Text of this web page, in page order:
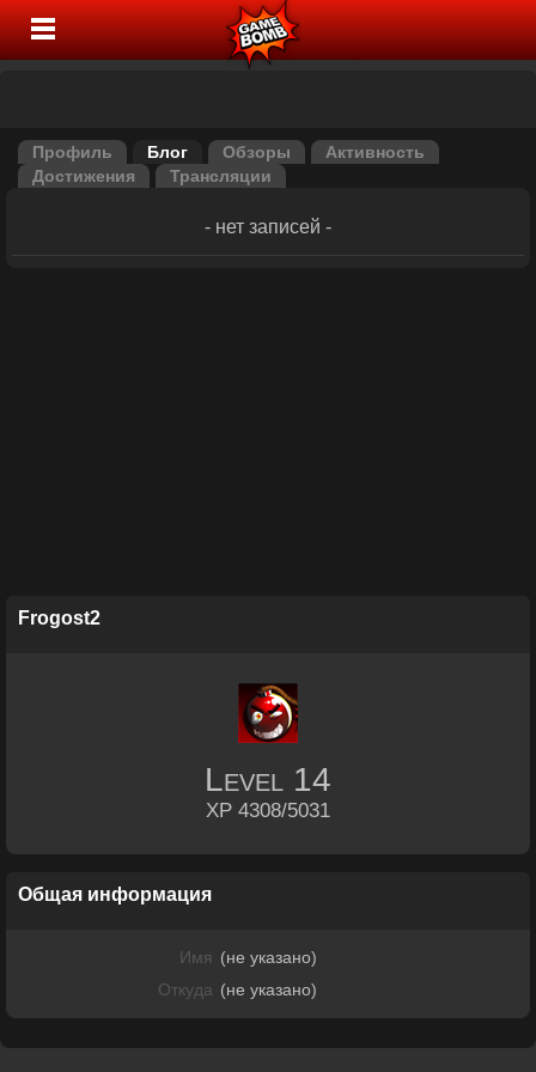
Профиль Блог Обзоры
Активность
Достижения
Трансляции
- нет записей -
Frogost2
Level 14
XP 4308/5031
Общая информация
Имя (не указано)
Откуда (не указано)